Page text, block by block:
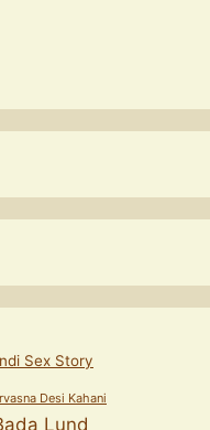
Sex Story
Desi Kahani
Lund